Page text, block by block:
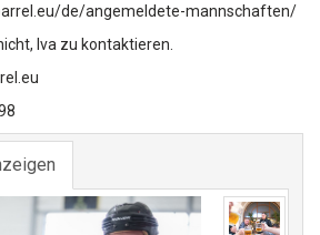
de/angemeldete-mannschaften/
Iva zu kontaktieren.